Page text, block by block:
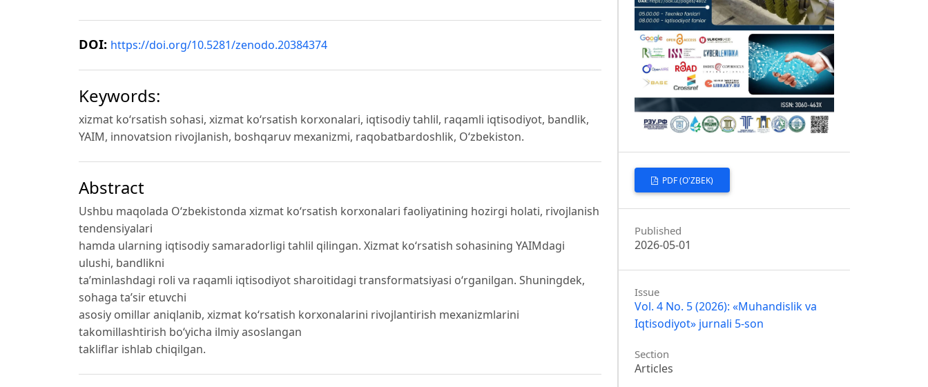
DOI: https://doi.org/10.5281/zenodo.20384374
Keywords:
xizmat ko‘rsatish sohasi, xizmat ko‘rsatish korxonalari, iqtisodiy tahlil, raqamli iqtisodiyot, bandlik,
YAIM, innovatsion rivojlanish, boshqaruv mexanizmi, raqobatbardoshlik, O‘zbekiston.
Abstract
Ushbu maqolada O‘zbekistonda xizmat ko‘rsatish korxonalari faoliyatining hozirgi holati, rivojlanish
tendensiyalari
hamda ularning iqtisodiy samaradorligi tahlil qilingan. Xizmat ko‘rsatish sohasining YAIMdagi
ulushi, bandlikni
ta’minlashdagi roli va raqamli iqtisodiyot sharoitidagi transformatsiyasi o‘rganilgan. Shuningdek,
sohaga ta’sir etuvchi
asosiy omillar aniqlanib, xizmat ko‘rsatish korxonalarini rivojlantirish mexanizmlarini
takomillashtirish bo‘yicha ilmiy asoslangan
takliflar ishlab chiqilgan.
PDF (O'ZBEK)
Published
2026-05-01
Issue
Vol. 4 No. 5 (2026): «Muhandislik va
Iqtisodiyot» jurnali 5-son
Section
Articles